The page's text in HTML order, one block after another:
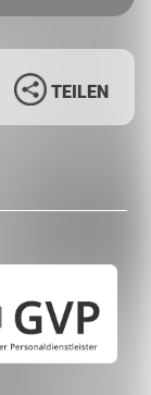
Whatsapp
TEILEN